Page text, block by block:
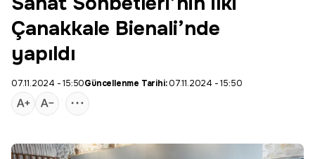
Çanakkale Bienali’nde
yapıldı
07.11.2024 - 15:50Güncellenme Tarihi:07.11.2024 - 15:50